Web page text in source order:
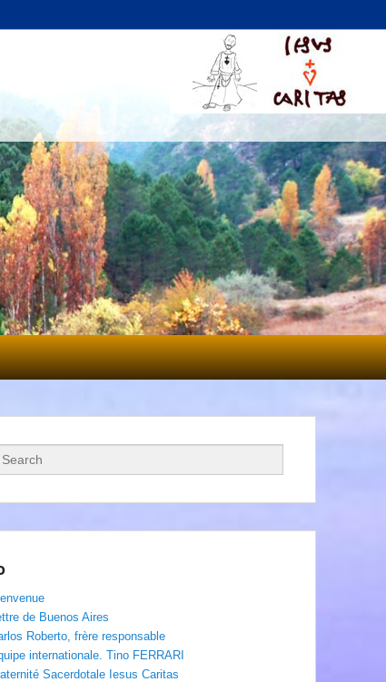
de Buenos Aires
Roberto, frère responsable
internationale. Tino FERRARI
Sacerdotale Iesus Caritas